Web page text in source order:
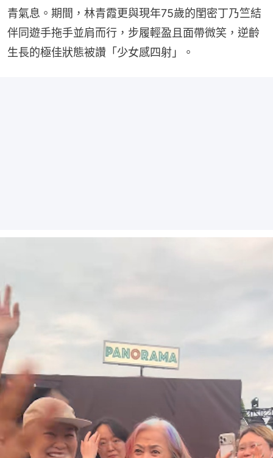
青氣息。期間，林青霞更與現年75歲的閨密丁乃竺結
伴同遊手拖手並肩而行，步履輕盈且面帶微笑，逆齡
生長的極佳狀態被讚「少女感四射」。